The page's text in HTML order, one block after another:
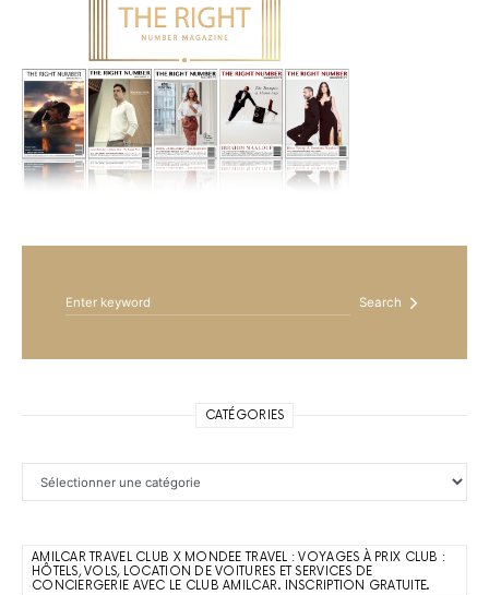
Search
CATÉGORIES
AMILCAR TRAVEL CLUB X MONDEE TRAVEL : VOYAGES À PRIX CLUB :
HÔTELS, VOLS, LOCATION DE VOITURES ET SERVICES DE
CONCIERGERIE AVEC LE CLUB AMILCAR. INSCRIPTION GRATUITE.